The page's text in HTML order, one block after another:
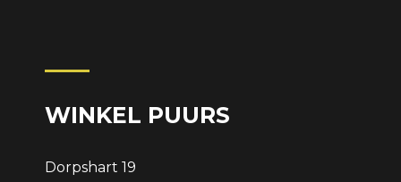
WINKEL PUURS
Dorpshart 19